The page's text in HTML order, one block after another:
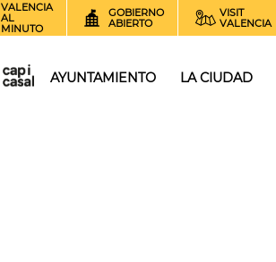
VALENCIA
AL
MINUTO
GOBIERNO
ABIERTO
VISIT
VALENCIA
AYUNTAMIENTO LA CIUDAD